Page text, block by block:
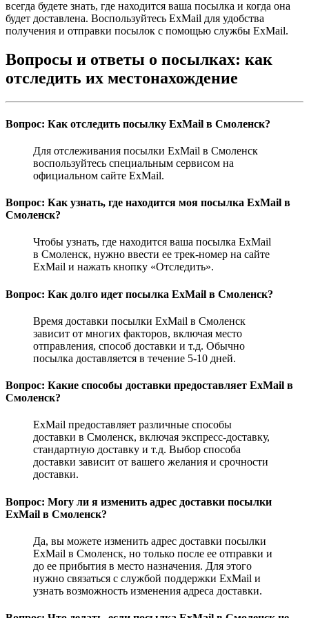
всегда будете знать, где находится ваша посылка и когда она
будет доставлена. Воспользуйтесь ExMail для удобства
получения и отправки посылок с помощью службы ExMail.
Вопросы и ответы о посылках: как
отследить их местонахождение
Вопрос: Как отследить посылку ExMail в Смоленск?
Для отслеживания посылки ExMail в Смоленск
воспользуйтесь специальным сервисом на
официальном сайте ExMail.
Вопрос: Как узнать, где находится моя посылка ExMail в
Смоленск?
Чтобы узнать, где находится ваша посылка ExMail
в Смоленск, нужно ввести ее трек-номер на сайте
ExMail и нажать кнопку «Отследить».
Вопрос: Как долго идет посылка ExMail в Смоленск?
Время доставки посылки ExMail в Смоленск
зависит от многих факторов, включая место
отправления, способ доставки и т.д. Обычно
посылка доставляется в течение 5-10 дней.
Вопрос: Какие способы доставки предоставляет ExMail в
Смоленск?
ExMail предоставляет различные способы
доставки в Смоленск, включая экспресс-доставку,
стандартную доставку и т.д. Выбор способа
доставки зависит от вашего желания и срочности
доставки.
Вопрос: Могу ли я изменить адрес доставки посылки
ExMail в Смоленск?
Да, вы можете изменить адрес доставки посылки
ExMail в Смоленск, но только после ее отправки и
до ее прибытия в место назначения. Для этого
нужно связаться с службой поддержки ExMail и
узнать возможность изменения адреса доставки.